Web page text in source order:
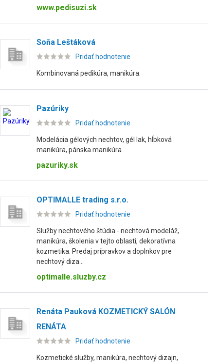
www.pedisuzi.sk
Soňa Leštáková
Pridať hodnotenie
Kombinovaná pedikúra, manikúra.
Pazúriky
Pridať hodnotenie
Modelácia gélových nechtov, gél lak, hĺbková
manikúra, pánska manikúra.
pazuriky.sk
OPTIMALLE trading s.r.o.
Pridať hodnotenie
Služby nechtového štúdia - nechtová modeláž,
manikúra, školenia v tejto oblasti, dekoratívna
kozmetika. Predaj prípravkov a doplnkov pre
nechtový diza...
optimalle.sluzby.cz
Renáta Pauková KOZMETICKÝ SALÓN
RENÁTA
Pridať hodnotenie
Kozmetické služby, manikúra, nechtový dizajn,